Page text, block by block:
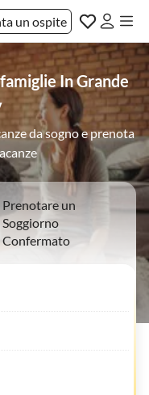
un ospite
In Grande
da sogno e prenota
Prenotare un
Soggiorno
Confermato